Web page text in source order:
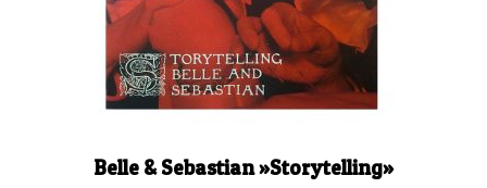
Belle & Sebastian ‎»Storytelling»